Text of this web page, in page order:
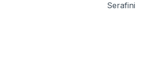
Serafini